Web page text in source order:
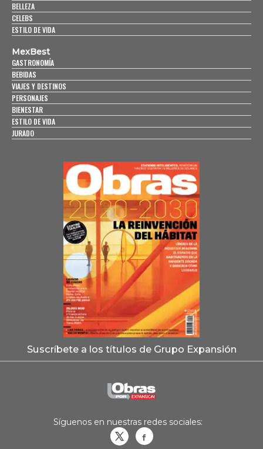
BELLEZA
CELEBS
ESTILO DE VIDA
MexBest
GASTRONOMÍA
BEBIDAS
VIAJES Y DESTINOS
PERSONAJES
BIENESTAR
ESTILO DE VIDA
JURADO
Suscríbete a los títulos de Grupo Expansión
Síguenos en nuestras redes sociales: